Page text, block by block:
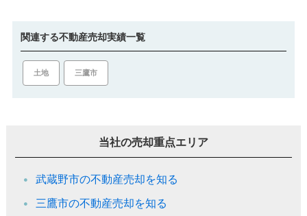
関連する不動産売却実績一覧
土地 三鷹市
当社の売却重点エリア
武蔵野市の不動産売却を知る
三鷹市の不動産売却を知る